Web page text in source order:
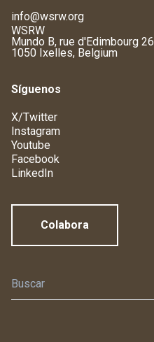
info@wsrw.org
WSRW
Mundo B, rue d'Edimbourg 26
1050 Ixelles, Belgium
Síguenos
X/Twitter
Instagram
Youtube
Facebook
LinkedIn
Colabora